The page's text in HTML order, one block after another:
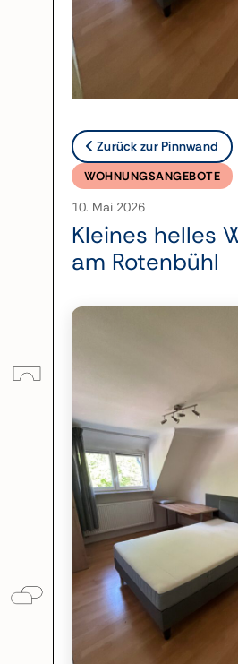
Zurück zur Pinnwand
WOHNUNGSANGEBOTE
10. Mai 2026
Kleines helles
am Rotenbühl